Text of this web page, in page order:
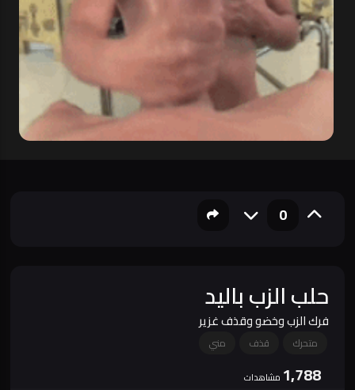
0
حلب الزب باليد
فرك الزب وخضو وقذف غزير
متحرك قذف مني
1,788 مشاهدات